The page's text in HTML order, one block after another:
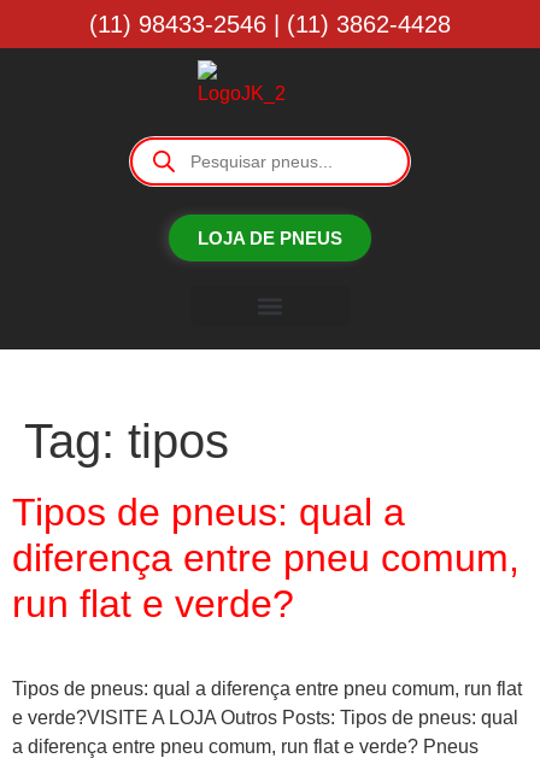
(11) 98433-2546 | (11) 3862-4428
LOJA DE PNEUS
Tag: tipos
Tipos de pneus: qual a
diferença entre pneu comum,
run flat e verde?
Tipos de pneus: qual a diferença entre pneu comum, run flat
e verde?VISITE A LOJA Outros Posts: Tipos de pneus: qual
a diferença entre pneu comum, run flat e verde? Pneus